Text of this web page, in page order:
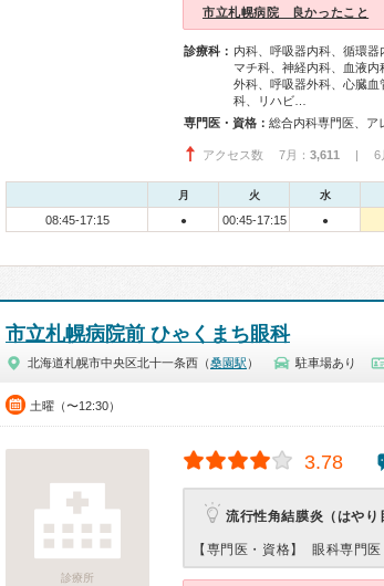
市立札幌病院 良かったこと
診療科： 内科、呼吸器内科、循環
マチ科、神経内科、血液
外科、呼吸器外科、心臓
科、リハビ…
専門医・資格：
アクセス数 7月： 3,611 | 6
月 火 水
08:45-17:15 ● 00:45-17:15 ●
市立札幌病院前 ひゃくまち眼科
北海道札幌市中央区北十一条西（桑園駅 ） 駐車場あり
土曜（〜12:30）
診療所
3.78
流行性角結膜炎（はやり
【専門医・資格】 眼科専門医